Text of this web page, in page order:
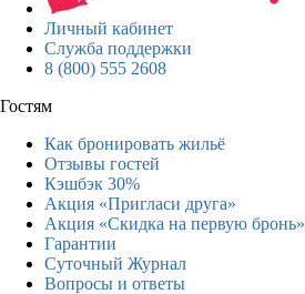
Личный кабинет
Служба поддержки
8 (800) 555 2608
Гостям
Как бронировать жильё
Отзывы гостей
Кэшбэк 30%
Акция «Пригласи друга»
Акция «Скидка на первую бронь»
Гарантии
Суточный Журнал
Вопросы и ответы